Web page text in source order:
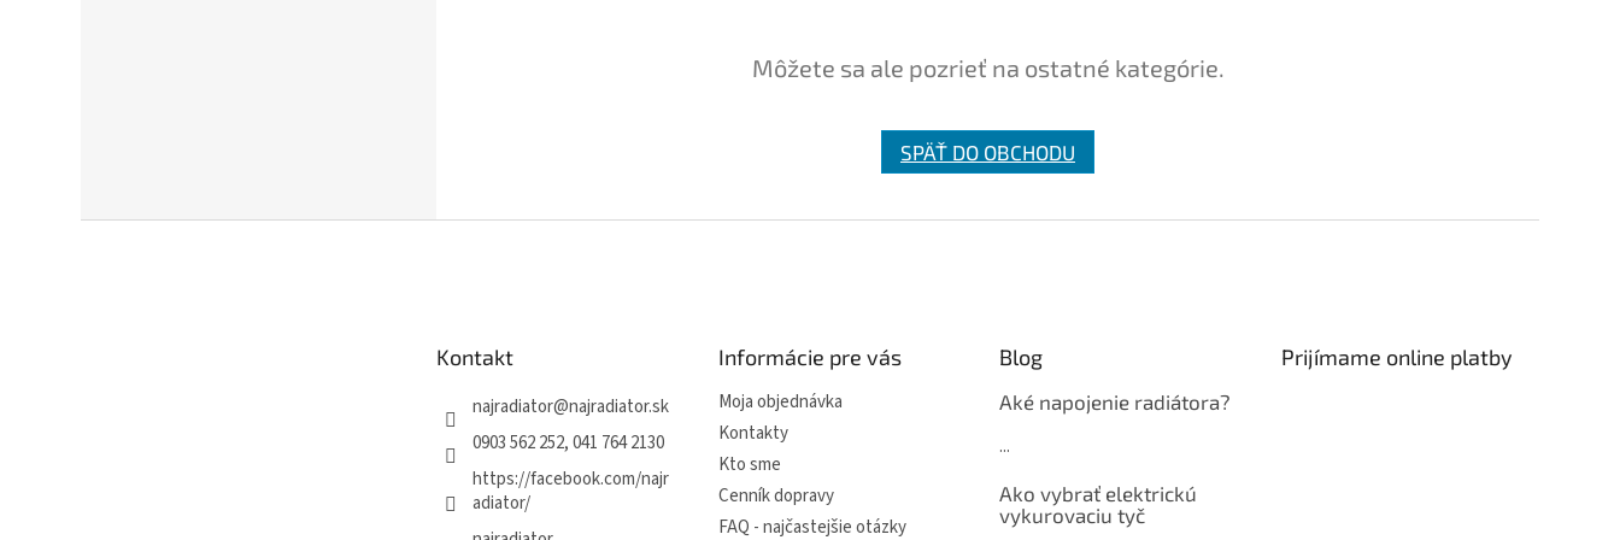
Môžete sa ale pozrieť na ostatné kategórie.
SPÄŤ DO OBCHODU
Kontakt
najradiator@najradiator.sk
0903 562 252, 041 764 2130
https://facebook.com/najr
adiator/
Informácie pre vás
Moja objednávka
Kontakty
Kto sme
Cenník dopravy
FAQ - najčastejšie otázky
Blog
Aké napojenie radiátora?
...
Ako vybrať elektrickú
vykurovaciu tyč
Prijímame online platby